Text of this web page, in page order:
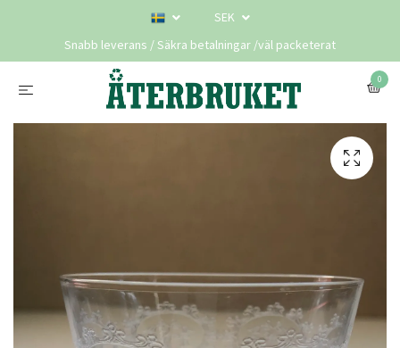
SEK
Snabb leverans / Säkra betalningar /väl packeterat
0